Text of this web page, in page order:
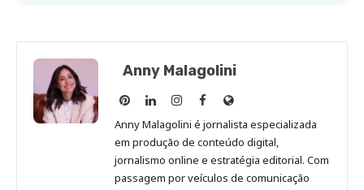
Anny Malagolini
Anny
Malagolini
no
Pinterest
Anny
Malagolini
no
LinkedIn
Anny
Malagolini
no
Instagram
Anny
Malagolini
no
Facebook
Site
de
Anny
Malagolini
Anny Malagolini é jornalista especializada
em produção de conteúdo digital,
jornalismo online e estratégia editorial. Com
passagem por veículos de comunicação